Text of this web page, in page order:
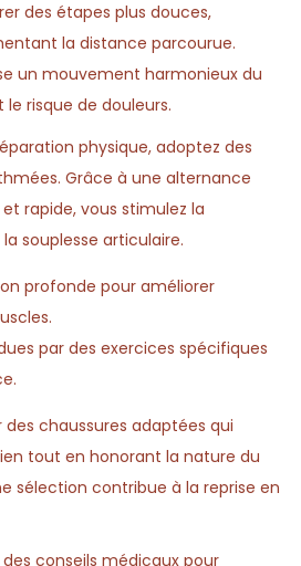
des étapes plus douces,
la distance parcourue.
un mouvement harmonieux du
risque de douleurs.
physique, adoptez des
Grâce à une alternance
rapide, vous stimulez la
souplesse articulaire.
profonde pour améliorer
par des exercices spécifiques
chaussures adaptées qui
tout en honorant la nature du
sélection contribue à la reprise en
conseils médicaux pour